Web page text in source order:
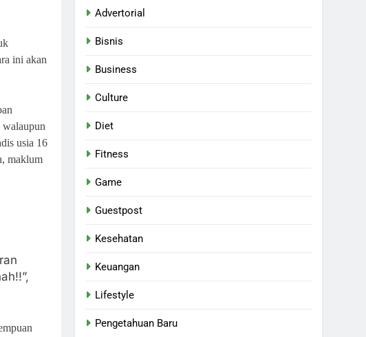
ini akan
walaupun
usia 16
maklum
Advertorial
Bisnis
Business
Culture
Diet
Fitness
Game
Guestpost
Kesehatan
Keuangan
Lifestyle
Pengetahuan Baru